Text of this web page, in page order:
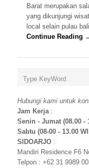
Barat merupakan
yang dikunjungi
local selain pulau
Continue Reading
Hubungi kami untuk
Jam Kerja:
Senin - Jumat (08.00 -
Sabtu (08-00 - 13.00
SIDOARJO :
Mandiri Residence F6
Telpon : +62 31 9989